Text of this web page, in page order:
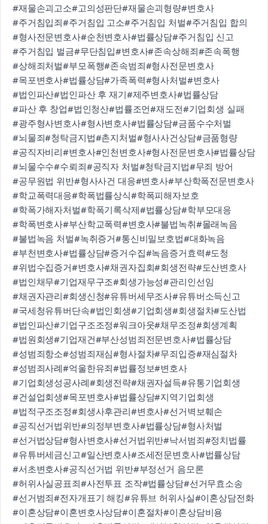
#재물손괴고소#고의성판단#재물손괴형량#변호사
#주거침입죄#주거침입 고소#주거침입 처벌#주거침입 합의
#형사전문변호사#순천변호사#법률상담#주거침입 신고
#주거침입 벌금#무단침입#변호사#존속상해죄#존속폭행
#상해죄처벌#부모폭행#존속범죄#형사전문변호사
#목포변호사#법률상담#가족폭력#형사처벌#변호사
#법인파산#법인파산 후 재기#제주변호사#법률상담
#파산 후 창업#법인청산#법률조언#재도전#기업회생 실패
#광주형사변호사#형사변호사#법률상담#금품수수처벌
#뇌물죄#청탁금지법#촌지처벌#형사사건상담#금품형량
#공직자비리#변호사#인천변호사#형사전문변호사#법률상담
#뇌물수수#수뢰죄#공직자 처벌#청탁금지법#무죄 방어
#공무원법 위반#형사사건 대응#변호사#부산학폭전문변호사
#학교폭력대응#학폭법률상식#학폭피해자보호
#학폭가해자처벌#학폭기록삭제#법률상담#학부모대응
#학폭변호사#부산학교폭력#변호사#불법녹취#몰래녹음
#불법녹음 처벌#녹취증거#통신비밀보호법#대화녹음
#부천변호사#법률상담#증거수집#녹음증거효력#도청
#위법수집증거#변호사#채권자집회#회생전략#도산변호사
#법인채무#기업재무구조#회생가능성#관리인선임
#채권자관리#회생신청#유튜버세무조사#유튜버소득신고
#국세청유튜버단속#법인회생#기업회생#회생절차#도산법
#법인파산#기업구조조정#워크아웃#채무조정#회생계획
#법원회생#기업재건#부산성범죄전문변호사#법률상담
#성범죄항소#성범죄재심#형사절차#무죄입증#재심절차
#성범죄사례#억울한유죄#법률정보#변호사
#기업회생성공사례#회생전략#채권자설득#유통기업회생
#건설업회생#목포변호사#법률상담#지역기업회생
#법적구조조정#회생사후관리#변호사#선거벽보훼손
#공직선거법위반#의정부변호사#법률상담#형사처벌
#선거법상담#형사변호사#선거법위반#낙서범죄#정치법률
#유튜버세금신고#일산변호사#조세전문변호사#법률상담
#서초변호사#공직선거법 위반#부정선거 음모론
#허위사실공표죄#사전투표 조작#법률상담#선거무효소송
#선거범죄#전자개표기 해킹#유튜브 허위사실#이혼상담전화
#이혼상담#이혼변호사상담#이혼절차#이혼상담비용